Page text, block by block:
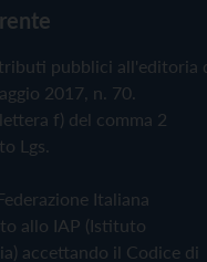
pubblici all'editoria
2017, n. 70.
f) del comma 2
Lgs.
Italiana
allo IAP (Istituto
accettando il Codice di